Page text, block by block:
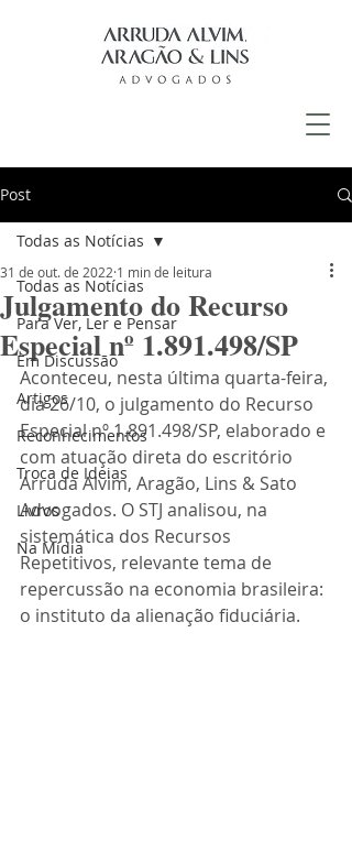
Post
Todas as Notícias
Para Ver, Ler e Pensar
Em Discussão
Artigos
Reconhecimentos
Troca de Ideias
Livros
Na Mídia
Todas as Notícias
Julgamento do Recurso
Especial nº 1.891.498/SP
31 de out. de 2022 1 min de leitura
Aconteceu, nesta última quarta-feira,
dia 26/10, o julgamento do Recurso
Especial nº 1.891.498/SP, elaborado e
com atuação direta do escritório
Arruda Alvim, Aragão, Lins & Sato
Advogados. O STJ analisou, na
sistemática dos Recursos
Repetitivos, relevante tema de
repercussão na economia brasileira:
o instituto da alienação fiduciária.